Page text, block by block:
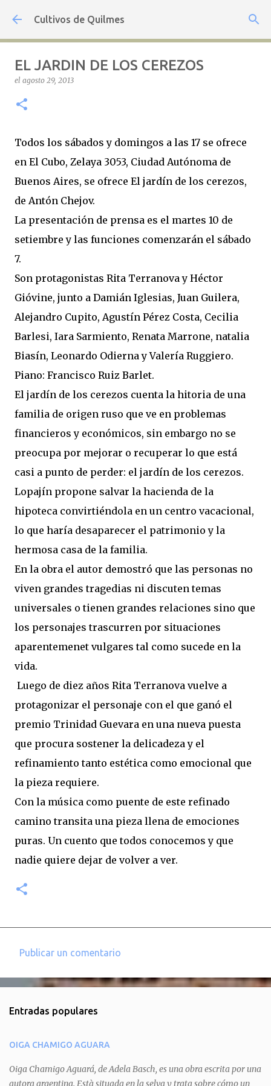
Ir al contenido principal
Cultivos de Quilmes
EL JARDIN DE LOS CEREZOS
el agosto 29, 2013
Todos los sábados y domingos a las 17 se ofrece
en El Cubo, Zelaya 3053, Ciudad Autónoma de
Buenos Aires, se ofrece El jardín de los cerezos,
de Antón Chejov.
La presentación de prensa es el martes 10 de
setiembre y las funciones comenzarán el sábado
7.
Son protagonistas Rita Terranova y Héctor
Gióvine, junto a Damián Iglesias, Juan Guilera,
Alejandro Cupito, Agustín Pérez Costa, Cecilia
Barlesi, Iara Sarmiento, Renata Marrone, natalia
Biasín, Leonardo Odierna y Valería Ruggiero.
Piano: Francisco Ruiz Barlet.
El jardín de los cerezos cuenta la hitoria de una
familia de origen ruso que ve en problemas
financieros y económicos, sin embargo no se
preocupa por mejorar o recuperar lo que está
casi a punto de perder: el jardín de los cerezos.
Lopajín propone salvar la hacienda de la
hipoteca convirtiéndola en un centro vacacional,
lo que haría desaparecer el patrimonio y la
hermosa casa de la familia.
En la obra el autor demostró que las personas no
viven grandes tragedias ni discuten temas
universales o tienen grandes relaciones sino que
los personajes trascurren por situaciones
aparentemenet vulgares tal como sucede en la
vida.
Luego de diez años Rita Terranova vuelve a
protagonizar el personaje con el que ganó el
premio Trinidad Guevara en una nueva puesta
que procura sostener la delicadeza y el
refinamiento tanto estética como emocional que
la pieza requiere.
Con la música como puente de este refinado
camino transita una pieza llena de emociones
puras. Un cuento que todos conocemos y que
nadie quiere dejar de volver a ver.
e
t
a
Publicar un comentario
Entradas populares
OIGA CHAMIGO AGUARA
Oiga Chamigo Aguará, de Adela Basch, es una obra escrita por una
autora argentina. Està situada en la selva y trata sobre cómo un